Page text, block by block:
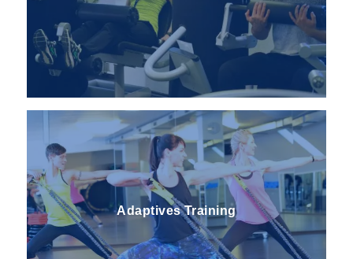
Adaptives Training